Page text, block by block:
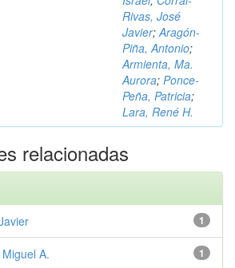
Rivas, José
Javier;Aragón-
Piña, Antonio;
Armienta, Ma.
Aurora; Ponce-
Peña, Patricia;
Lara, René H.
relacionadas
1
1
A.